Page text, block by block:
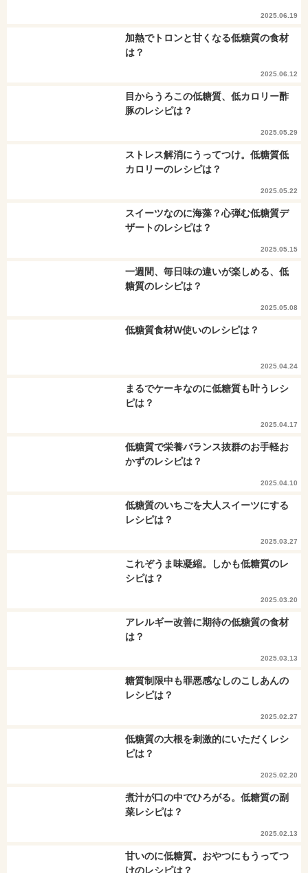
2025.06.19
加熱でトロンと甘くなる低糖質の食材
は？
2025.06.12
目からうろこの低糖質、低カロリー酢
豚のレシピは？
2025.05.29
ストレス解消にうってつけ。低糖質低
カロリーのレシピは？
2025.05.22
スイーツなのに海藻？心弾む低糖質デ
ザートのレシピは？
2025.05.15
一週間、毎日味の違いが楽しめる、低
糖質のレシピは？
2025.05.08
低糖質食材W使いのレシピは？
2025.04.24
まるでケーキなのに低糖質も叶うレシ
ピは？
2025.04.17
低糖質で栄養バランス抜群のお手軽お
かずのレシピは？
2025.04.10
低糖質のいちごを大人スイーツにする
レシピは？
2025.03.27
これぞうま味凝縮。しかも低糖質のレ
シピは？
2025.03.20
アレルギー改善に期待の低糖質の食材
は？
2025.03.13
糖質制限中も罪悪感なしのこしあんの
レシピは？
2025.02.27
低糖質の大根を刺激的にいただくレシ
ピは？
2025.02.20
煮汁が口の中でひろがる。低糖質の副
菜レシピは？
2025.02.13
甘いのに低糖質。おやつにもうってつ
けのレシピは？